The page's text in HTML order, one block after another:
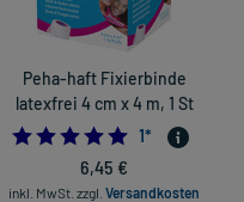
Peha-haft Fixierbinde
latexfrei 4 cm x 4 m, 1 St
5.0
1*
6,45 €
inkl. MwSt. zzgl. Versandkosten